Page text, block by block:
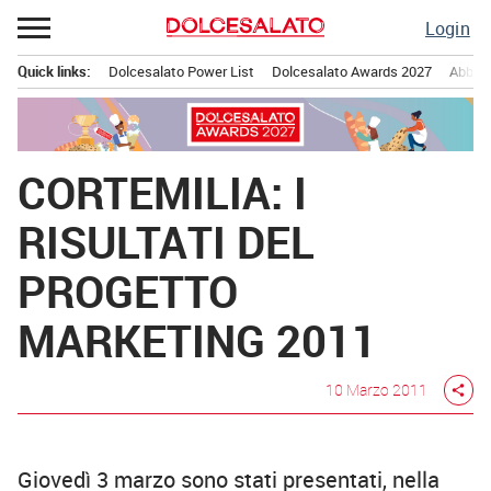
Passa
al
contenuto
Login
principale
Quick links: Dolcesalato Power List Dolcesalato Awards 2027
CORTEMILIA: I
RISULTATI DEL
PROGETTO
MARKETING 2011
10 Marzo 2011 share
Giovedì 3 marzo sono stati presentati, nella